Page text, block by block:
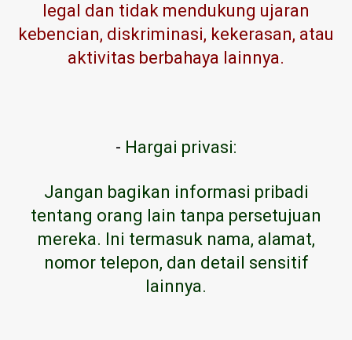
legal dan tidak mendukung ujaran
kebencian, diskriminasi, kekerasan, atau
aktivitas berbahaya lainnya.
- Hargai privasi:
Jangan bagikan informasi pribadi
tentang orang lain tanpa persetujuan
mereka. Ini termasuk nama, alamat,
nomor telepon, dan detail sensitif
lainnya.